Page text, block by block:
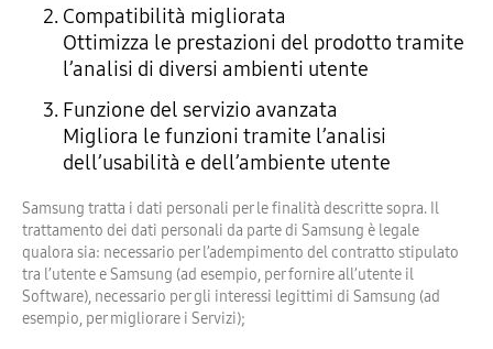
Compatibilità migliorata
Ottimizza le prestazioni del prodotto tramite
l’analisi di diversi ambienti utente
Funzione del servizio avanzata
Migliora le funzioni tramite l’analisi
dell’usabilità e dell’ambiente utente
Samsung tratta i dati personali per le finalità descritte sopra. Il
trattamento dei dati personali da parte di Samsung è legale
qualora sia: necessario per l’adempimento del contratto stipulato
tra l’utente e Samsung (ad esempio, per fornire all’utente il
Software), necessario per gli interessi legittimi di Samsung (ad
esempio, per migliorare i Servizi);